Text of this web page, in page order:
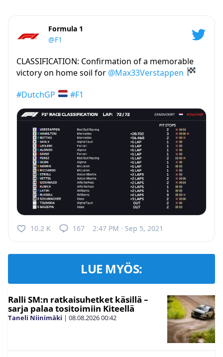
Formula 1
@F1
CLASSIFICATION: Confirmation of a memorable
victory on home soil for @Max33Verstappen
#DutchGP #F1
10.2 K 167 2:47 PM · Sep 5, 2021
LUE MYÖS:
Ralli SM:n ratkaisuhetket käsillä –
sarja palaa tositoimiin Kiteellä
Taneli Niinimäki | 08.08.202600:42